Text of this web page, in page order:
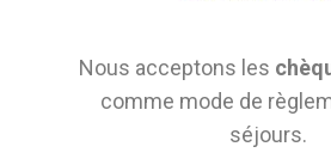
Nous acceptons les
comme mode de
séjours.